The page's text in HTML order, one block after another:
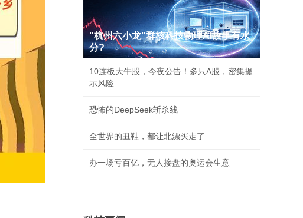
"杭州六小龙"群核科技物理AI故事有水
分?
10连板大牛股，今夜公告！多只A股，密集提
示风险
恐怖的DeepSeek斩杀线
全世界的丑鞋，都让北漂买走了
办一场亏百亿，无人接盘的奥运会生意